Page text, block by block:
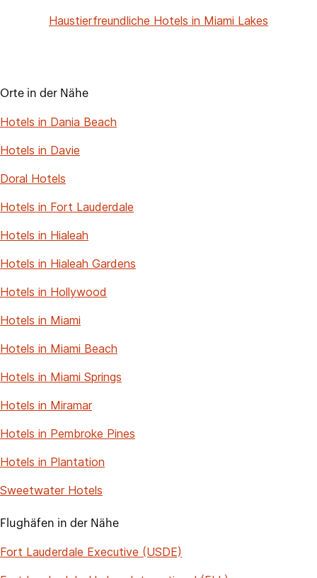
Haustierfreundliche Hotels in Miami Lakes
Orte in der Nähe
Hotels in Dania Beach
Hotels in Davie
Doral Hotels
Hotels in Fort Lauderdale
Hotels in Hialeah
Hotels in Hialeah Gardens
Hotels in Hollywood
Hotels in Miami
Hotels in Miami Beach
Hotels in Miami Springs
Hotels in Miramar
Hotels in Pembroke Pines
Hotels in Plantation
Sweetwater Hotels
Flughäfen in der Nähe
Fort Lauderdale Executive (USDE)